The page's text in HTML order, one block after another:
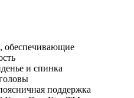
обеспечивающие
и спинка
поддержка